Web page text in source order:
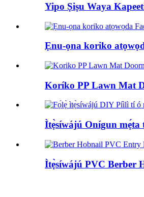
Yipo Ṣiṣu Waya
Ẹnu-ọna koriko
Koríko PP Lawn Mat
Ìtẹ̀síwájú Onígun
Ìtẹ̀síwájú PVC Berber